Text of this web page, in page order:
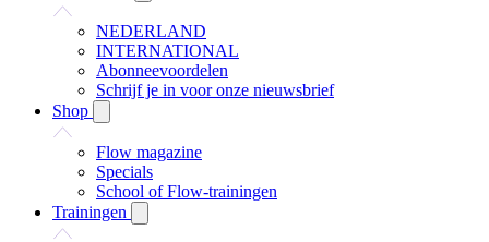
NEDERLAND
INTERNATIONAL
Abonneevoordelen
Schrijf je in voor onze nieuwsbrief
Shop
Flow magazine
Specials
School of Flow-trainingen
Trainingen